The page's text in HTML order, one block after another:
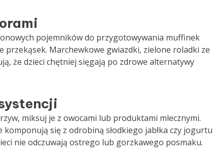
pojemników do przygotowywania muffinek
Marchewkowe gwiazdki, zielone roladki ze
że dzieci chętniej sięgają po zdrowe alternatywy
miksuj je z owocami lub produktami mlecznymi.
się z odrobiną słodkiego jabłka czy jogurtu
nie odczuwają ostrego lub gorzkawego posmaku.